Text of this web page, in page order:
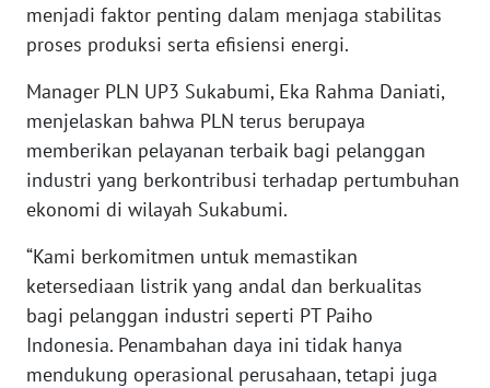
menjadi faktor penting dalam menjaga stabilitas
proses produksi serta efisiensi energi.
Manager PLN UP3 Sukabumi, Eka Rahma Daniati,
menjelaskan bahwa PLN terus berupaya
memberikan pelayanan terbaik bagi pelanggan
industri yang berkontribusi terhadap pertumbuhan
ekonomi di wilayah Sukabumi.
“Kami berkomitmen untuk memastikan
ketersediaan listrik yang andal dan berkualitas
bagi pelanggan industri seperti PT Paiho
Indonesia. Penambahan daya ini tidak hanya
mendukung operasional perusahaan, tetapi juga
WN
SULTRA
WN
NTB
WN
SULTENG
WN
SULBAR
WN
BABEL